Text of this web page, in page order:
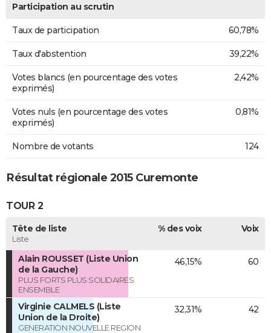
Participation au scrutin
Taux de participation 60,78%
Taux d'abstention 39,22%
Votes blancs (en pourcentage des votes
exprimés)
2,42%
Votes nuls (en pourcentage des votes
exprimés)
0,81%
Nombre de votants 124
Résultat régionale 2015 Curemonte
TOUR 2
Tête de liste
Liste
% des voix Voix
Alain ROUSSET (Liste Union
de la Gauche)
PLUS FORTS PLUS SOLIDAIRES
ENSEMBLE
46,15% 60
Virginie CALMELS (Liste
Union de la Droite)
GENERATION NOUVELLE REGION
32,31% 42